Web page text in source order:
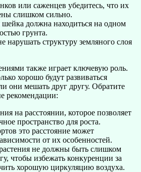
или саженцев убедитесь, что их
слишком сильно.
должна находиться на одном
грунта.
нарушать структуру земляного слоя
также играет ключевую роль.
хорошо будут развиваться
они мешать друг другу. Обратите
рекомендации:
на расстоянии, которое позволяет
пространство для роста.
это расстояние может
от их особенностей.
не должны быть слишком
чтобы избежать конкуренции за
хорошую циркуляцию воздуха.